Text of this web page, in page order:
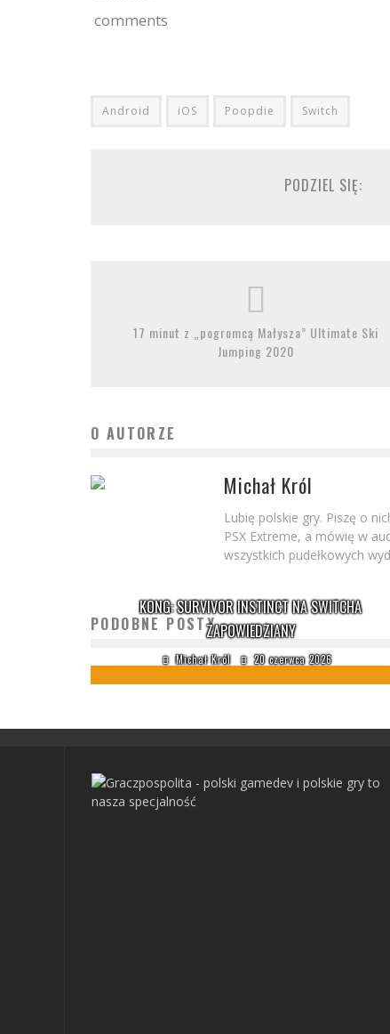
comments
Android iOS Poopdie Switch
PODZIEL SIĘ:
17 minut z „pogromcą Małysza” Ultimate Ski
Jumping 2020
O AUTORZE
Michał Król
Lubię polskie gry. Piszę o
PSX Extreme, a mówię w
wszystkich pudełkowych
PODOBNE POSTY
KONG: SURVIVOR INSTINCT NA SWITCHA
ZAPOWIEDZIANY
Michał Król 20 czerwca 2026